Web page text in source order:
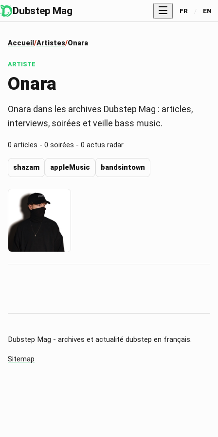
Dubstep Mag FR / EN
Accueil Artistes Onara
ARTISTE
Onara
Onara dans les archives Dubstep Mag : articles,
interviews, soirées et veille bass music.
0 articles - 0 soirées - 0 actus radar
shazam appleMusic bandsintown
Dubstep Mag - archives et actualité dubstep en français.
Sitemap